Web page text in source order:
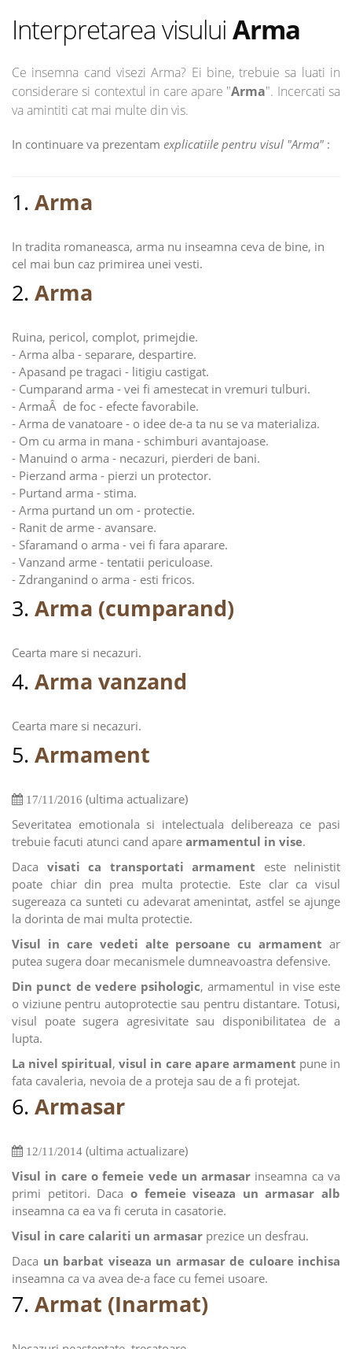
Interpretarea visului Arma
Ce insemna cand visezi Arma? Ei bine, trebuie sa luati in
considerare si contextul in care apare "Arma". Incercati sa
va amintiti cat mai multe din vis.
In continuare va prezentam explicatiile pentru visul "Arma" :
1. Arma
In tradita romaneasca, arma nu inseamna ceva de bine, in
cel mai bun caz primirea unei vesti.
2. Arma
Ruina, pericol, complot, primejdie.
- Arma alba - separare, despartire.
- Apasand pe tragaci - litigiu castigat.
- Cumparand arma - vei fi amestecat in vremuri tulburi.
- ArmaÂ de foc - efecte favorabile.
- Arma de vanatoare - o idee de-a ta nu se va materializa.
- Om cu arma in mana - schimburi avantajoase.
- Manuind o arma - necazuri, pierderi de bani.
- Pierzand arma - pierzi un protector.
- Purtand arma - stima.
- Arma purtand un om - protectie.
- Ranit de arme - avansare.
- Sfaramand o arma - vei fi fara aparare.
- Vanzand arme - tentatii periculoase.
- Zdranganind o arma - esti fricos.
3. Arma (cumparand)
Cearta mare si necazuri.
4. Arma vanzand
Cearta mare si necazuri.
5. Armament
17/11/2016 (ultima actualizare)
Severitatea emotionala si intelectuala delibereaza ce pasi
trebuie facuti atunci cand apare armamentul in vise.
Daca visati ca transportati armament este nelinistit
poate chiar din prea multa protectie. Este clar ca visul
sugereaza ca sunteti cu adevarat amenintat, astfel se ajunge
la dorinta de mai multa protectie.
Visul in care vedeti alte persoane cu armament ar
putea sugera doar mecanismele dumneavoastra defensive.
Din punct de vedere psihologic, armamentul in vise este
o viziune pentru autoprotectie sau pentru distantare. Totusi,
visul poate sugera agresivitate sau disponibilitatea de a
lupta.
La nivel spiritual,visul in care apare armament pune in
fata cavaleria, nevoia de a proteja sau de a fi protejat.
6. Armasar
12/11/2014 (ultima actualizare)
Visul in care o femeie vede un armasar inseamna ca va
primi petitori. Daca o femeie viseaza un armasar alb
inseamna ca ea va fi ceruta in casatorie.
Visul in care calariti un armasar prezice un desfrau.
Daca un barbat viseaza un armasar de culoare inchisa
inseamna ca va avea de-a face cu femei usoare.
7. Armat (Inarmat)